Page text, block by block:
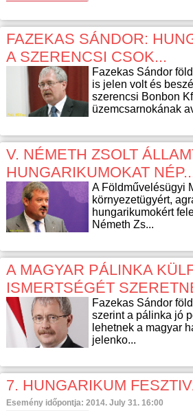
FAZEKAS SÁNDOR:
A SZERENCSI CSOK...
Fazekas Sándor
is jelen volt és
szerencsi Bonbon
üzemcsarnokának
V. NÉMETH ZSOLT
HUNGARIKUMOKAT
A Földművelésügyi
környezetügyért,
hungarikumokért
Németh Zs...
A MAGYAR PÁLINKA
ISMERTSÉGÉT
Fazekas Sándor
szerint a pálinka jó
lehetnek a magyar
jelenko...
7. HUNGARIKUM
Esemény időpontja: 2014. July 31. 16:00